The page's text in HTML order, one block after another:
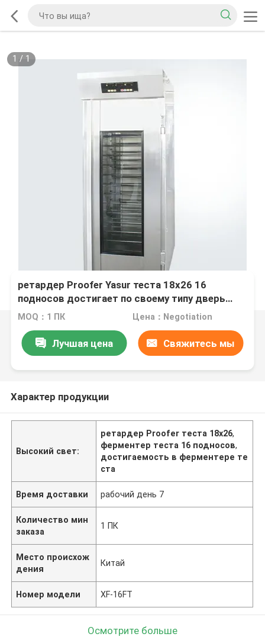
1 / 1
ретардер Proofer Yasur теста 18x26 16
подносов достигает по своему типу дверь
ферментера 2kw Proofer теста стеклянную
MOQ：1 ПК Цена：Negotiation
Лучшая цена Свяжитесь мы
Характер продукции
Высокий свет:
ретардер Proofer теста 18x26,
ферментер теста 16 подносов,
достигаемость в ферментере те
ста
Время доставки рабочий день 7
Количество мин
заказа
1 ПК
Место происхож
дения
Китай
Номер модели XF-16FT
Осмотрите больше